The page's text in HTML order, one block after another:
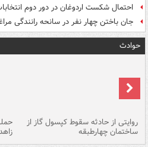
احتمال شکست اردوغان در دور دوم
جان باختن چهار نفر در سانحه رانندگی
حوادث
روایتی از حادثه سقوط کپسول گاز از
ساختمان چهارطبقه زاهدان؛ ۲